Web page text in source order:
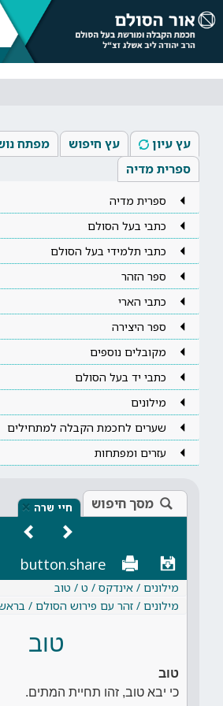
עץ עיון עץ חיפוש
מפתח
ספרית מדיה
ספרית מדיה
כתבי בעל הסולם
כתבי תלמידי בעל הסולם
ספר הזהר
כתבי הארי
ספר היצירה
מקובלים נוספים
כתבי יד בעל הסולם
מילונים
שערים לחכמת הקבלה למתחילים
עזרים ומפתחות
מסך חיפוש חיי שרה ×
button.share
מילונים / אינדקס / ט / טוב
מילונים / זהר עם פירוש הסולם /
טוב
טוב
כי יבא טוב, זהו תחיית המתים.